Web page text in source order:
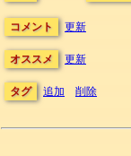
コメント 更新
オススメ 更新
タグ 追加 削除